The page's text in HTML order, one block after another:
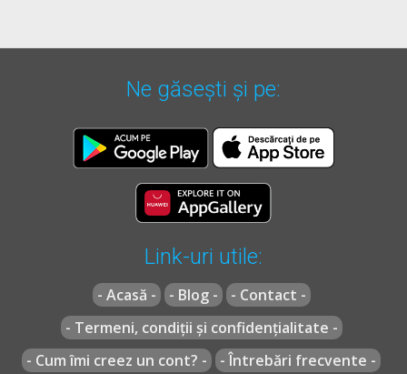
Ne găsești și pe:
Link-uri utile:
- Acasă - - Blog -
- Contact -
- Termeni, condiții și confidențialitate -
- Cum îmi creez un cont? -
- Întrebări frecvente -